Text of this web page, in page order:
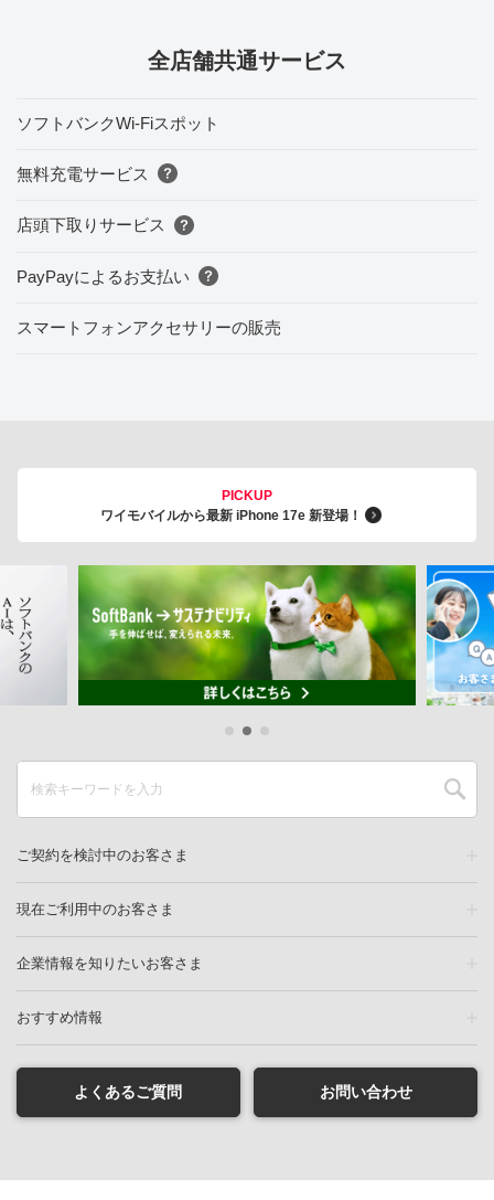
全店舗共通サービス
ソフトバンクWi-Fiスポット
無料充電サービス
店頭下取りサービス
PayPayによるお支払い
スマートフォンアクセサリーの販売
PICKUP
ワイモバイルから最新 iPhone 17e 新登場！
ご契約を検討中のお客さま
現在ご利用中のお客さま
企業情報を知りたいお客さま
おすすめ情報
よくあるご質問 お問い合わせ